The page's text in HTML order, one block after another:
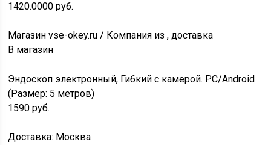
1420.0000руб.
Магазин vse-okey.ru / Компания из , доставка
В магазин
Эндоскоп электронный, Гибкий с камерой. PC/Android
(Размер: 5 метров)
1590руб.
Доставка: Москва